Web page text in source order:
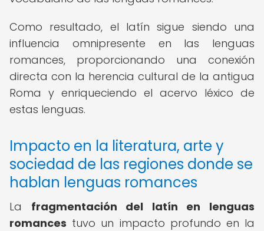
Como resultado, el latín sigue siendo una
influencia omnipresente en las lenguas
romances, proporcionando una conexión
directa con la herencia cultural de la antigua
Roma y enriqueciendo el acervo léxico de
estas lenguas.
Impacto en la literatura, arte y
sociedad de las regiones donde se
hablan lenguas romances
La fragmentación del latín en lenguas
romances tuvo un impacto profundo en la